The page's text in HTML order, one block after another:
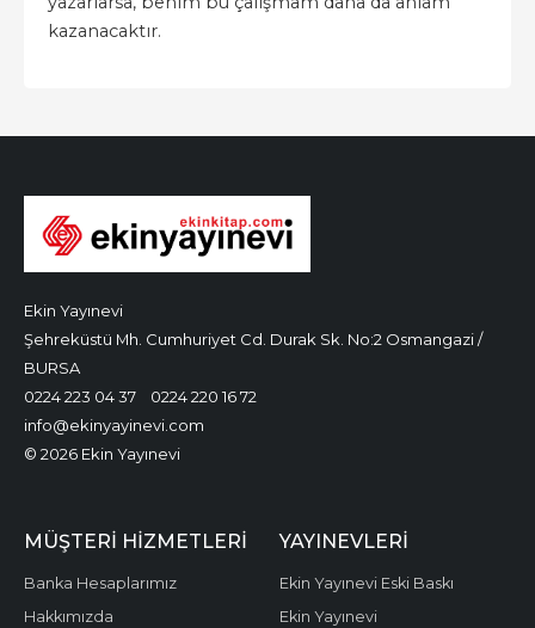
kazanacaktır.
Ekin Yayınevi
Şehreküstü Mh. Cumhuriyet Cd. Durak Sk. No:2 Osmangazi /
BURSA
0224 223 04 37
0224 220 16 72
info@ekinyayinevi.com
© 2026 Ekin Yayınevi
MÜŞTERI HIZMETLERI
Banka Hesaplarımız
Hakkımızda
YAYINEVLERI
Ekin Yayınevi Eski Baskı
Ekin Yayınevi